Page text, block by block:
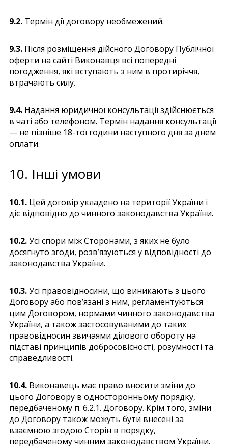
9.2. Термін дії договору необмежений.
9.3. Після розміщення дійсного Договору Публічної
оферти на сайті Виконавця всі попередні
погодження, які вступають з ним в протиріччя,
втрачають силу.
9.4. Надання юридичної консультації здійснюється
в чаті або телефоном. Термін надання консультації
— не пізніше 18-тої години наступного дня за днем
оплати.
10. Інші умови
10.1. Цей договір укладено на території України і
діє відповідно до чинного законодавства України.
10.2.Усі спори між Сторонами, з яких не було
досягнуто згоди, розв’язуються у відповідності до
законодавства України.
10.3.Усі правовідносини, що виникають з цього
Договору або пов’язані з ним, регламентуються
цим Договором, нормами чинного законодавства
України, а також застосовуваними до таких
правовідносин звичаями ділового обороту на
підставі принципів добросовісності, розумності та
справедливості.
10.4. Виконавець має право вносити зміни до
цього Договору в односторонньому порядку,
передбаченому п. 6.2.1. Договору. Крім того, зміни
до Договору також можуть бути внесені за
взаємною згодою Сторін в порядку,
передбаченому чинним законодавством України.